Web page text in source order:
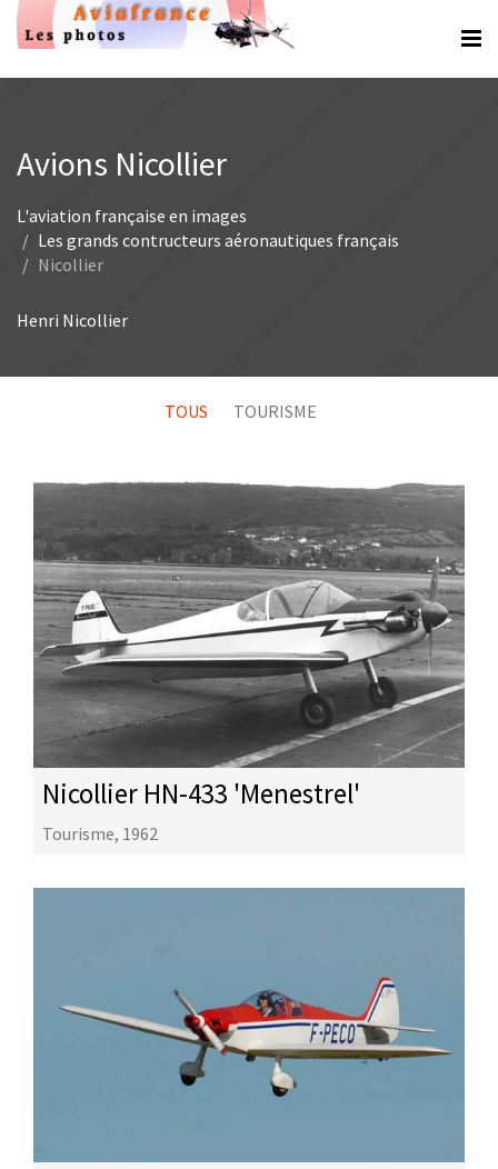
Avions Nicollier
L'aviation française en images
Les grands contructeurs aéronautiques français
Nicollier
Henri Nicollier
TOUS TOURISME
Nicollier HN-433 'Menestrel'
Tourisme, 1962